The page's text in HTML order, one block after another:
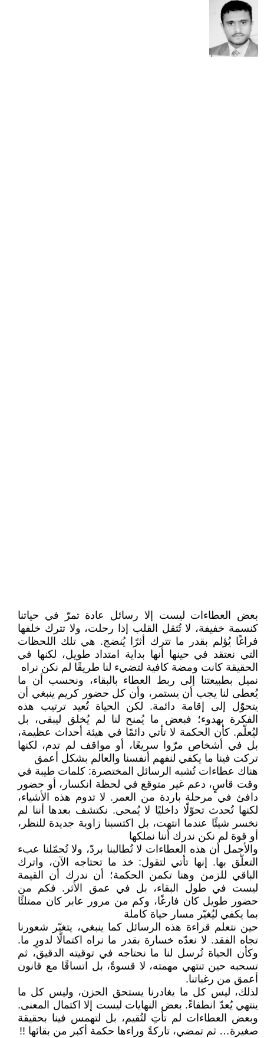
بعض العطاءات ليست إلا رسائل عادة تمرّ في حياتنا
كنسمة خفيفة، لا تُثقل القلب إذا رحلت، ولا تترك خلفها
فراغًا يُؤلم بقدر ما تترك أثرًا يُنضج. هي تلك اللحظات
التي نعتقد في حينها أنها بداية امتداد طويل، لكنها في
الحقيقة كانت ومضة كافية لتضيء لنا طريقًا لم نكن نراه
نميل بطبيعتنا إلى ربط العطاء بالبقاء، ونحسب أن ما
يُعطى لنا يجب أن يستمر، وأن كل حضور كريم ينبغي أن
يتحوّل إلى إقامة دائمة. لكن الحياة تُعيد ترتيب هذه
الفكرة بهدوء؛ فبعض ما يُمنح لنا لم يُخلق ليبقى، بل
ليُعلّم. كأن الحكمة لا تأتي دائمًا في هيئة أحداث عظيمة،
بل في أشخاص مرّوا سريعًا، أو مواقف لم تدم، لكنها
تركت فينا ما يكفي لنفهم أنفسنا والعالم بشكل أعمق
هناك عطاءات تُشبه الرسائل المختصرة: كلمات طيبة في
وقت قاسٍ، دعم غير متوقع في لحظة انكسار، أو حضور
دافئ في مرحلة باردة من العمر. لا تدوم هذه الأشياء،
لكنها تُحدث تحوّلًا داخليًا لا يُمحى. نكتشف بعدها أننا لم
نخسر شيئًا عندما انتهت، بل اكتسبنا زاوية جديدة للنظر،
أو قوة لم نكن ندرك أننا نملكها
والأجمل أن هذه العطاءات لا تُطالبنا بردّ، ولا تُحمّلنا عبء
التعلّق بها. إنها تأتي لتقول: خذ ما تحتاجه الآن، واترك
الباقي للزمن وهنا تكمن الحكمة؛ أن ندرك أن القيمة
ليست في طول البقاء، بل في عمق الأثر. فكم من
حضور طويل كان فارغًا، وكم من مرور عابر كان ممتلئًا
بما يكفي ليُغيّر مسار حياة كاملة
حين نتعلم قراءة هذه الرسائل كما ينبغي، يتغيّر شعورنا
تجاه الفقد. لا نعدّه خسارة بقدر ما نراه اكتمالًا لدورٍ ما.
وكأن الحياة تُرسل لنا ما نحتاجه في توقيته الدقيق، ثم
تسحبه حين تنتهي مهمته، لا قسوةً، بل اتساقًا مع قانون
أعمق من رغباتنا.
لذلك، ليس كل ما يغادرنا يستحق الحزن، وليس كل ما
ينتهي يُعدّ انطفاءً. بعض النهايات ليست إلا اكتمال المعنى.
وبعض العطاءات لم تأتِ لتُقيم، بل لتهمس فينا بحقيقة
صغيرة… ثم تمضي، تاركةً وراءها حكمة أكبر من بقائها !!